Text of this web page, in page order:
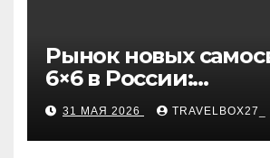
Рынок новых
6×6 в России:
характеристики и
31 МАЯ 2026 TRAVELBOX27_